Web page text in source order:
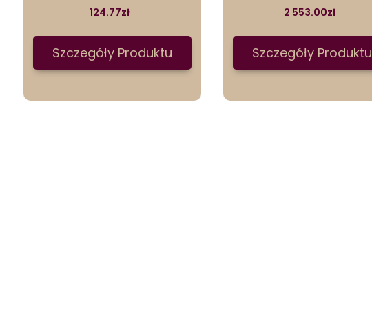
124.77zł
Szczegóły Produktu
2 553.00zł
Szczegóły Produktu